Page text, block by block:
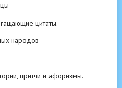
цитаты.
народов
притчи и афоризмы.